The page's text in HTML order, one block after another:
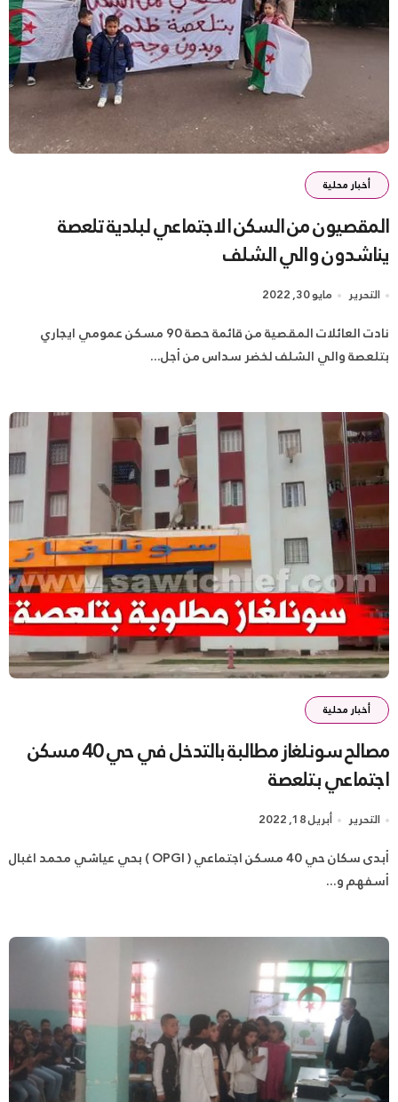
أخبار محلية
المقصيون من السكن الاجتماعي لبلدية تلعصة
يناشدون والي الشلف
التحرير مايو 30, 2022
نادت العائلات المقصية من قائمة حصة 90 مسكن عمومي ايجاري
بتلعصة والي الشلف لخضر سداس من أجل...
أخبار محلية
مصالح سونلغاز مطالبة بالتدخل في حي 40 مسكن
اجتماعي بتلعصة
التحرير أبريل 18, 2022
أبدى سكان حي 40 مسكن اجتماعي ( OPGI ) بحي عياشي محمد اغبال
أسفهم و...